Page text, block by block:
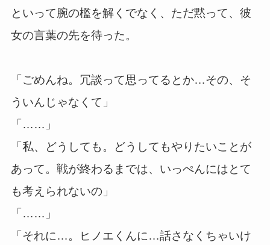
といって腕の檻を解くでなく、ただ黙って、彼
女の言葉の先を待った。
「ごめんね。冗談って思ってるとか…その、そ
ういんじゃなくて」
「……」
「私、どうしても。どうしてもやりたいことが
あって。戦が終わるまでは、いっぺんにはとて
も考えられないの」
「……」
「それに…。ヒノエくんに…話さなくちゃいけ